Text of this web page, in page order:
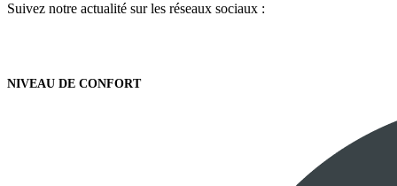
Suivez notre actualité sur les réseaux sociaux :
NIVEAU DE CONFORT